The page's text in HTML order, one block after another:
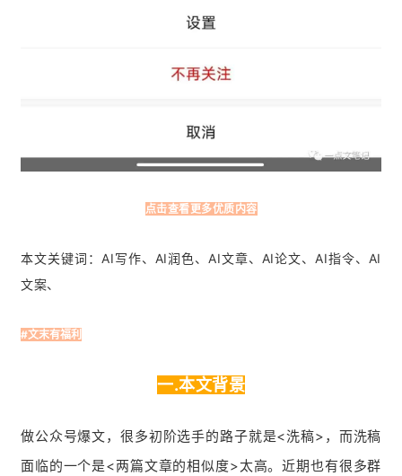
点击查看更多优质内容
本文关键词：AI写作、AI润色、AI文章、AI论文、AI指令、AI
文案、
#文末有福利
一.本文背景
做公众号爆文，很多初阶选手的路子就是<洗稿>，而洗稿
面临的一个是<两篇文章的相似度>太高。近期也有很多群